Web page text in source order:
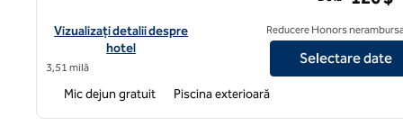
Vizualizați detaliile hotelului pentru Embassy Suites by Hilton
Vizualizați detalii despre
hotel
3,51 milă
Reducere Honors
Selectare date
Mic dejun gratuit Piscina exterioară